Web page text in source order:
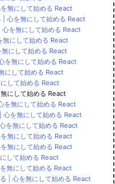
無にして始める React
心を無にして始める React
を無にして始める React
にして始める React
にして始める React
を無にして始める React
にして始める React
して始める React
にして始める React
無にして始める React
を無にして始める React
を無にして始める React
無にして始める React
無にして始める React
して始める React
無にして始める React
| 心を無にして始める React